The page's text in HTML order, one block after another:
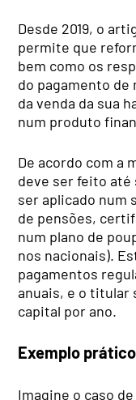
Desde 2019, o
permite que
bem como os
do pagamento de
da venda da sua
num produto
De acordo com a
deve ser feito até
ser aplicado num
de pensões,
num plano de
nos nacionais).
pagamentos
anuais, e o titular
capital por ano.
Exemplo prático
Imagine o caso